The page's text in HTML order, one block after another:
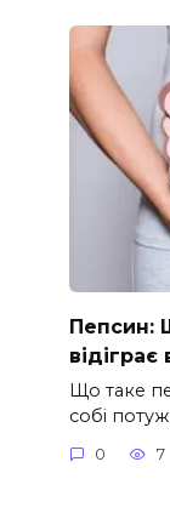
Пепсин:
Що таке
собі
0 7